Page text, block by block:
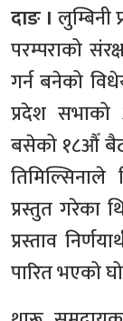
दाङ ।
परम्पराको
गर्न बनेको
प्रदेश सभाको
बसेको १८औँ
तिमिल्सिनाले
प्रस्तुत गरेका
प्रस्ताव
पारित भएको